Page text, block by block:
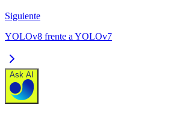
Siguiente
YOLOv8 frente a YOLOv7
Ask AI